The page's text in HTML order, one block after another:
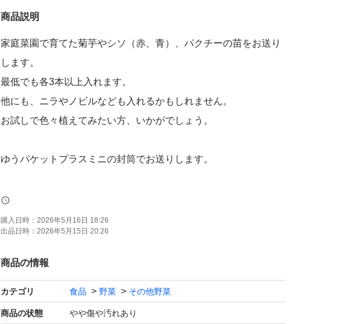
商品説明
家庭菜園で育てた菊芋やシソ（赤、青）、パクチーの苗をお送り
します。
最低でも各3本以上入れます。
他にも、ニラやノビルなども入れるかもしれません。
お試しで色々植えてみたい方、いかがでしょう。
ゆうパケットプラスミニの封筒でお送りします。
よろしくお願いいたします。
購入日時： 2026年5月16日 18:26
出品日時： 2026年5月15日 20:26
商品の情報
カテゴリ 食品 野菜 その他野菜
商品の状態 やや傷や汚れあり